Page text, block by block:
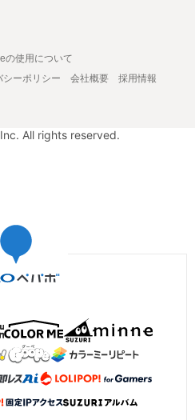
の使用について
シーポリシー 会社概要
採用情報
All rights reserved.